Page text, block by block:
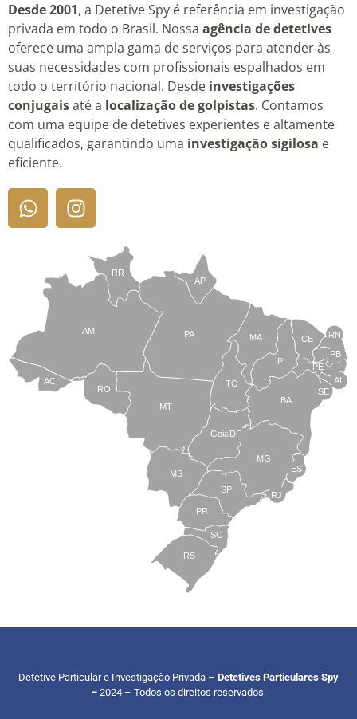
Desde 2001, a Detetive Spy é referência em investigação
privada em todo o Brasil. Nossa agência de detetives
oferece uma ampla gama de serviços para atender às
suas necessidades com profissionais espalhados em
todo o território nacional. Desde investigações
conjugaisaté a localização de golpistas. Contamos
com uma equipe de detetives experientes e altamente
qualificados, garantindo uma investigação sigilosa e
eficiente.
TO
BA
SE
PE
AL
RN
CE
PI
MA
AP
PA
RR
AM
AC
RO
MT
MS
Goiás
PR
SC
RS
SP
MG
RJ
ES
DF
PB
Detetive Particular e Investigação Privada – Detetives Particulares Spy
– 2024 – Todos os direitos reservados.